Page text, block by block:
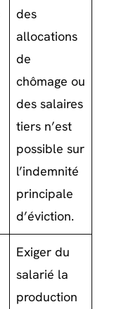
des
allocations
de
chômage ou
des salaires
tiers n’est
possible sur
l’indemnité
principale
d’éviction.
Exiger du
salarié la
production